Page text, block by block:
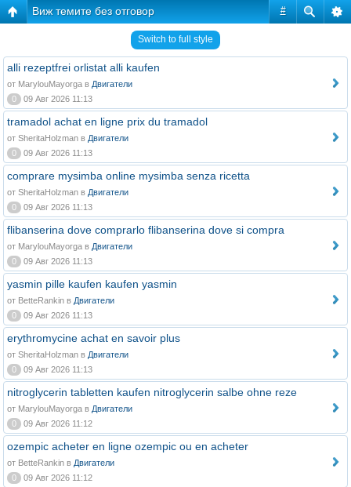
#
Виж темите без отговор
Switch to full style
alli rezeptfrei orlistat alli kaufen
от MarylouMayorga в Двигатели
0
09 Авг 2026 11:13
tramadol achat en ligne prix du tramadol
от SheritaHolzman в Двигатели
0
09 Авг 2026 11:13
comprare mysimba online mysimba senza ricetta
от SheritaHolzman в Двигатели
0
09 Авг 2026 11:13
flibanserina dove comprarlo flibanserina dove si compra
от MarylouMayorga в Двигатели
0
09 Авг 2026 11:13
yasmin pille kaufen kaufen yasmin
от BetteRankin в Двигатели
0
09 Авг 2026 11:13
erythromycine achat en savoir plus
от SheritaHolzman в Двигатели
0
09 Авг 2026 11:13
nitroglycerin tabletten kaufen nitroglycerin salbe ohne reze
от MarylouMayorga в Двигатели
0
09 Авг 2026 11:12
ozempic acheter en ligne ozempic ou en acheter
от BetteRankin в Двигатели
0
09 Авг 2026 11:12